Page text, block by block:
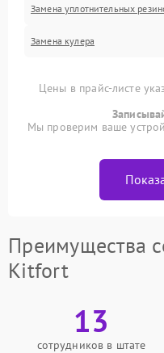
Замена уплотнительных
Замена кулера
Цены в прайс-листе
Мы проверим ваше
Преимущества
Kitfort
13
сотрудников в штате